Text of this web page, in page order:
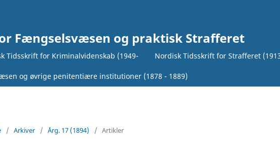
Fængselsvæsen og praktisk Strafferet
Tidsskrift for Kriminalvidenskab (1949- Nordisk Tidsskrift for Strafferet
og øvrige penitentiære institutioner (1878 - 1889)
/ Arkiver / Årg. 17 (1894) / Artikler